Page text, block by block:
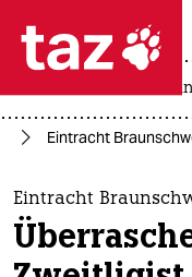
 taz
themen
politik
usa
Eintracht
Eintracht